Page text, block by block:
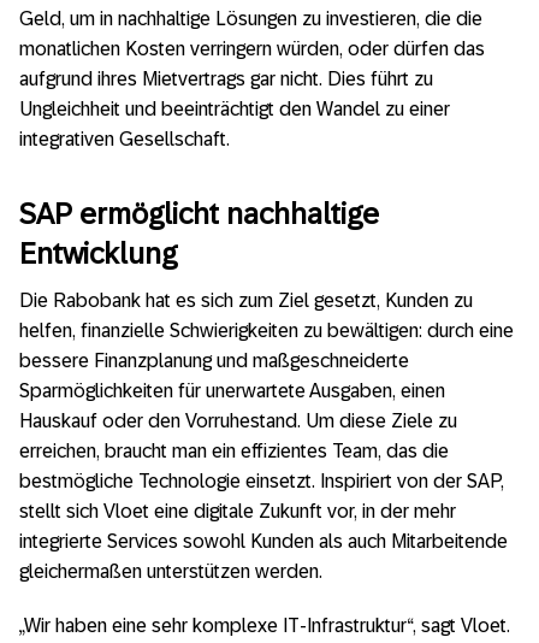
Geld, um in nachhaltige Lösungen zu investieren, die die
monatlichen Kosten verringern würden, oder dürfen das
aufgrund ihres Mietvertrags gar nicht. Dies führt zu
Ungleichheit und beeinträchtigt den Wandel zu einer
integrativen Gesellschaft.
SAP ermöglicht nachhaltige
Entwicklung
Die Rabobank hat es sich zum Ziel gesetzt, Kunden zu
helfen, finanzielle Schwierigkeiten zu bewältigen: durch eine
bessere Finanzplanung und maßgeschneiderte
Sparmöglichkeiten für unerwartete Ausgaben, einen
Hauskauf oder den Vorruhestand. Um diese Ziele zu
erreichen, braucht man ein effizientes Team, das die
bestmögliche Technologie einsetzt. Inspiriert von der SAP,
stellt sich Vloet eine digitale Zukunft vor, in der mehr
integrierte Services sowohl Kunden als auch Mitarbeitende
gleichermaßen unterstützen werden.
„Wir haben eine sehr komplexe IT-Infrastruktur“, sagt Vloet.